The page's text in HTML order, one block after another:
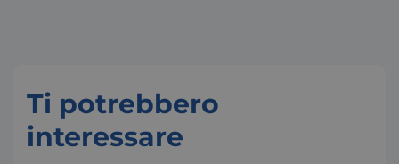
Ti potrebbero
interessare